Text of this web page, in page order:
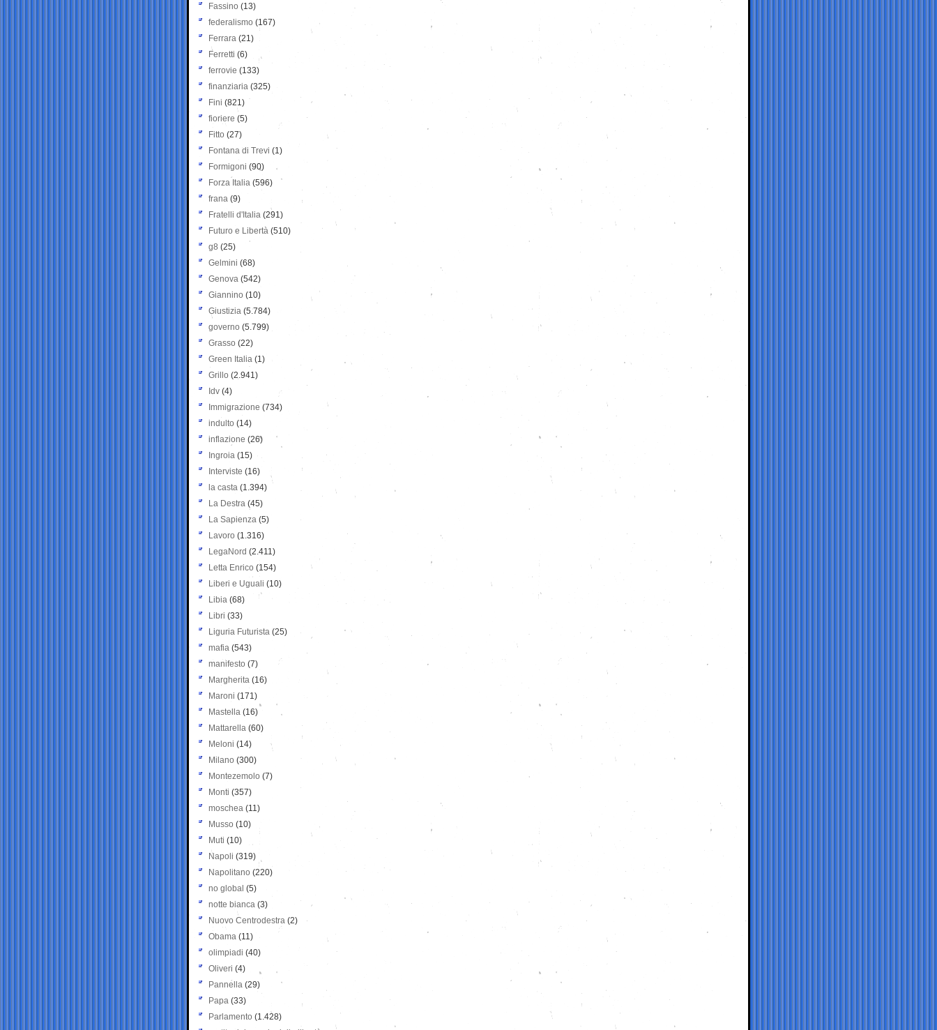
Fassino (13)
federalismo (167)
Ferrara (21)
Ferretti (6)
ferrovie (133)
finanziaria (325)
Fini (821)
fioriere (5)
Fitto (27)
Fontana di Trevi (1)
Formigoni (90)
Forza Italia (596)
frana (9)
Fratelli d'Italia (291)
Futuro e Libertà (510)
g8 (25)
Gelmini (68)
Genova (542)
Giannino (10)
Giustizia (5.784)
governo (5.799)
Grasso (22)
Green Italia (1)
Grillo (2.941)
Idv (4)
Immigrazione (734)
indulto (14)
inflazione (26)
Ingroia (15)
Interviste (16)
la casta (1.394)
La Destra (45)
La Sapienza (5)
Lavoro (1.316)
LegaNord (2.411)
Letta Enrico (154)
Liberi e Uguali (10)
Libia (68)
Libri (33)
Liguria Futurista (25)
mafia (543)
manifesto (7)
Margherita (16)
Maroni (171)
Mastella (16)
Mattarella (60)
Meloni (14)
Milano (300)
Montezemolo (7)
Monti (357)
moschea (11)
Musso (10)
Muti (10)
Napoli (319)
Napolitano (220)
no global (5)
notte bianca (3)
Nuovo Centrodestra (2)
Obama (11)
olimpiadi (40)
Oliveri (4)
Pannella (29)
Papa (33)
Parlamento (1.428)